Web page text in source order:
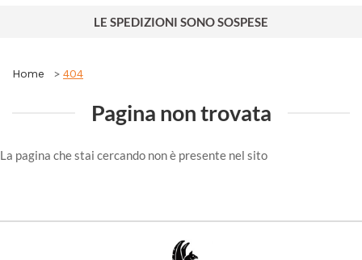
LE SPEDIZIONI SONO SOSPESE
Home 404
Pagina non trovata
La pagina che stai cercando non è presente nel sito